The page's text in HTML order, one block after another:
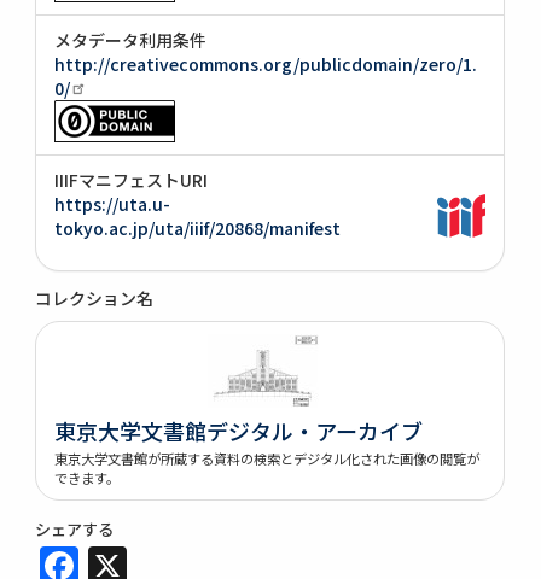
メタデータ利用条件
http://creativecommons.org/publicdomain/zero/1.
0/
IIIFマニフェストURI
https://uta.u-
tokyo.ac.jp/uta/iiif/20868/manifest
コレクション名
東京大学文書館デジタル・アーカイブ
東京大学文書館が所蔵する資料の検索とデジタル化された画像の閲覧が
できます。
シェアする
Facebook